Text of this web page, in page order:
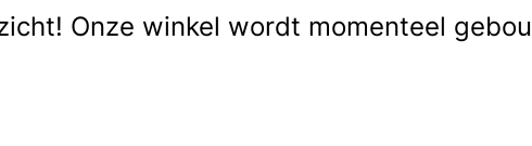
Onze winkel wordt momenteel